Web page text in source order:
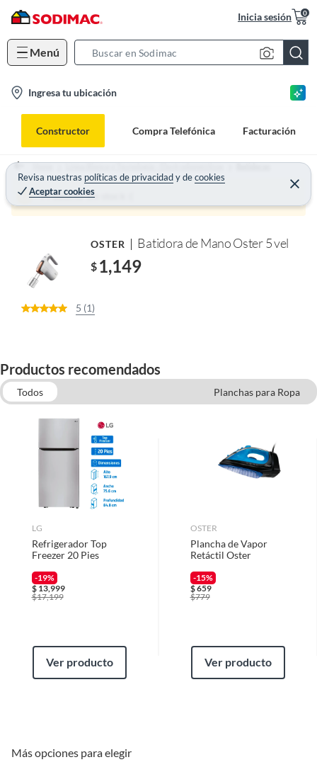
Inicia sesión 0
Menú
c
B
a
n
Ingresa tu ubicación
Constructor Compra Telefónica Facturación
Revisa nuestras políticas de privacidadydecookies
Aceptar cookies
Home Línea Blanca y Tecnología - Electrodomésticos Batidoras
Producto sin stock :(
OSTER Batidora de Mano Oster 5 vel
$ 1,149
5 (1)
Productos recomendados
Todos
Planchas para Ropa
Cafeteras Eléctricas
Refrigeradores
LG
Refrigerador Top
Freezer 20 Pies
-19%
$13,999
$17,199
Ver producto
OSTER
Plancha de Vapor
Retáctil Oster
-15%
$659
$779
Ver producto
Más opciones para elegir